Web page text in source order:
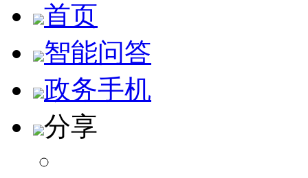
首页
智能问答
政务手机
分享